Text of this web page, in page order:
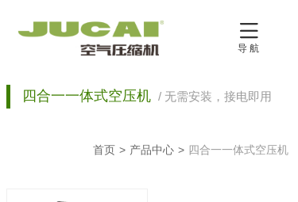

导 航
四合一一体式空压机 / 无需安装，接电即用
首页 > 产品中心 > 四合一一体式空压机